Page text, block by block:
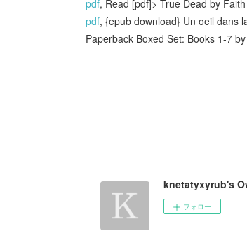
pdf, Read [pdf]> True Dead by
pdf, {epub download} Un oeil dans
Paperback Boxed Set: Books 1-7
knetatyxyrub's
フォロー